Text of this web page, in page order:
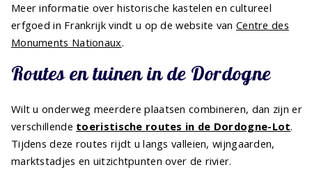
Meer informatie over historische kastelen en cultureel
erfgoed in Frankrijk vindt u op de website van Centre des
Monuments Nationaux.
Routes en tuinen in de Dordogne
Wilt u onderweg meerdere plaatsen combineren, dan zijn er
verschillende toeristische routes in de Dordogne-Lot.
Tijdens deze routes rijdt u langs valleien, wijngaarden,
marktstadjes en uitzichtpunten over de rivier.